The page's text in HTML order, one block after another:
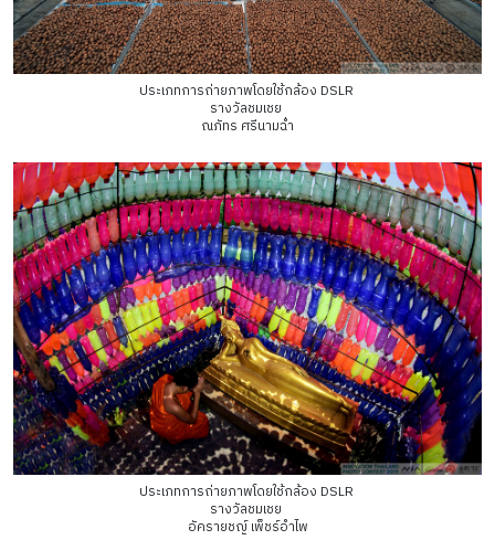
ประเภทการถ่ายภาพโดยใช้กล้อง DSLR
รางวัลชมเชย
ณภัทร ศรีนามฉ่ำ
ประเภทการถ่ายภาพโดยใช้กล้อง DSLR
รางวัลชมเชย
อัครายชญ์ เพ็ชร์อำไพ